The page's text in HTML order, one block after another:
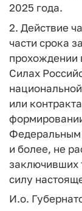
2025 года.
2. Действие
части срока
прохождении
Силах
или
Федеральным
и более, не
заключивших
силу
И.о.